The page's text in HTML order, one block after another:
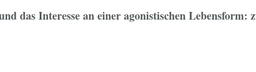
das Interesse an einer agonistischen